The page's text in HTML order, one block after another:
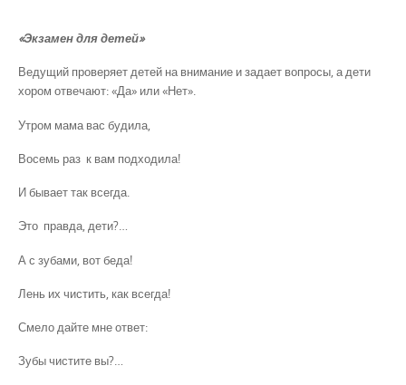
«Экзамен для детей»
Ведущий проверяет детей на внимание и задает вопросы, а дети
хором отвечают: «Да» или «Нет».
Утром мама вас будила,
Восемь раз к вам подходила!
И бывает так всегда.
Это правда, дети?…
А с зубами, вот беда!
Лень их чистить, как всегда!
Смело дайте мне ответ:
Зубы чистите вы?…